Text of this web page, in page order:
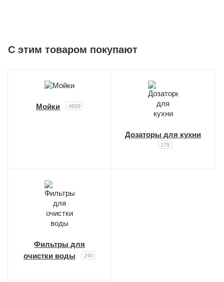
C этим товаром покупают
Мойки 4859
Дозаторы для кухни
179
Фильтры для
очистки воды
240